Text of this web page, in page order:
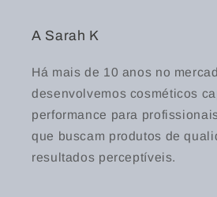
A Sarah K
Há mais de 10 anos no
desenvolvemos cosméticos
performance para
que buscam produtos de
resultados perceptíveis.